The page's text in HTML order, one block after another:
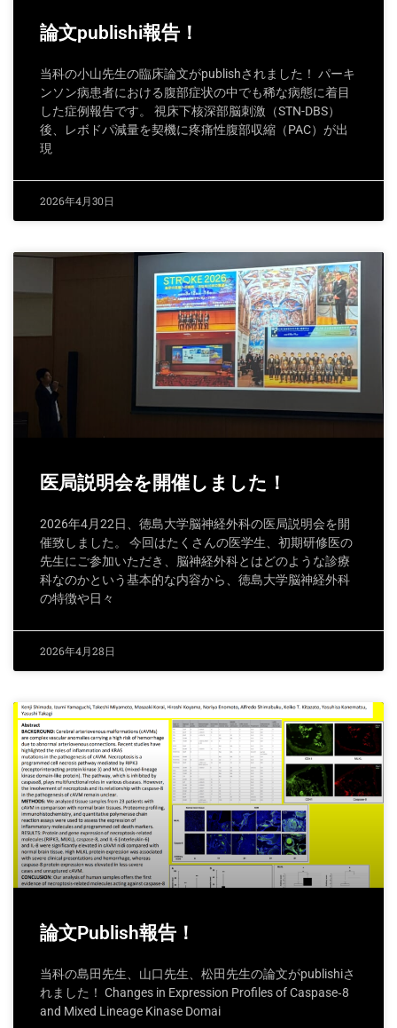
論文publishi報告！
当科の小山先生の臨床論文がpublishされました！ パーキ
ンソン病患者における腹部症状の中でも稀な病態に着目
した症例報告です。 視床下核深部脳刺激（STN-DBS）
後、レボドパ減量を契機に疼痛性腹部収縮（PAC）が出
現
2026年4月30日
医局説明会を開催しました！
2026年4月22日、徳島大学脳神経外科の医局説明会を開
催致しました。 今回はたくさんの医学生、初期研修医の
先生にご参加いただき、脳神経外科とはどのような診療
科なのかという基本的な内容から、徳島大学脳神経外科
の特徴や日々
2026年4月28日
論文Publish報告！
当科の島田先生、山口先生、松田先生の論文がpublishiさ
れました！ Changes in Expression Profiles of Caspase‐8
and Mixed Lineage Kinase Domai